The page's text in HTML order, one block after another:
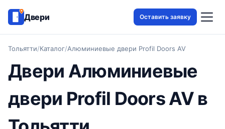
Двери Оставить заявку
Тольятти/Каталог/Алюминиевые двери Profil Doors AV
Двери Алюминиевые
двери Profil Doors AV в